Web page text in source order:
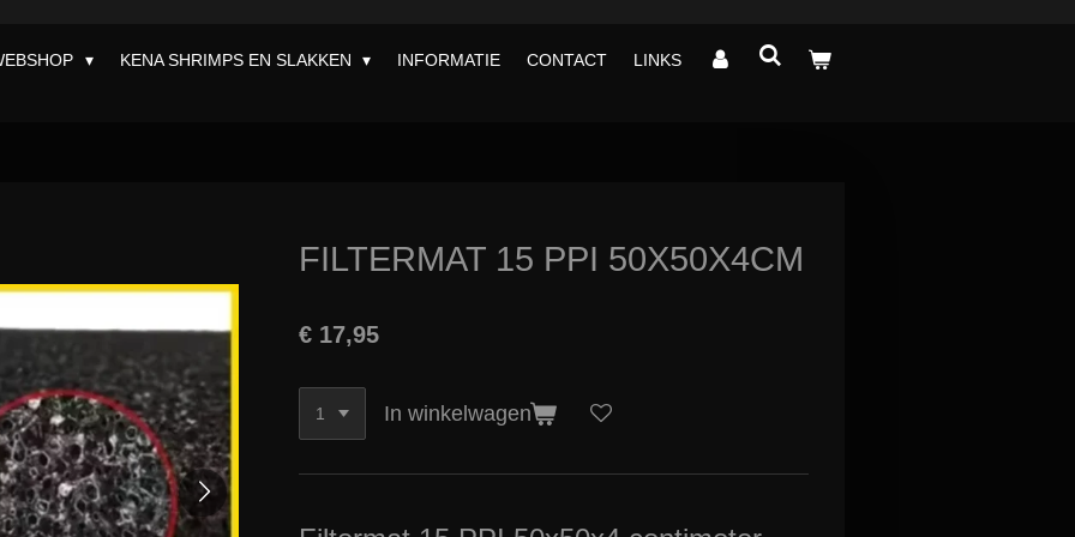
KENA SHRIMPS EN SLAKKEN INFORMATIE CONTACT LINKS
FILTERMAT 15 PPI 50X50X4CM
€ 17,95
In winkelwagen